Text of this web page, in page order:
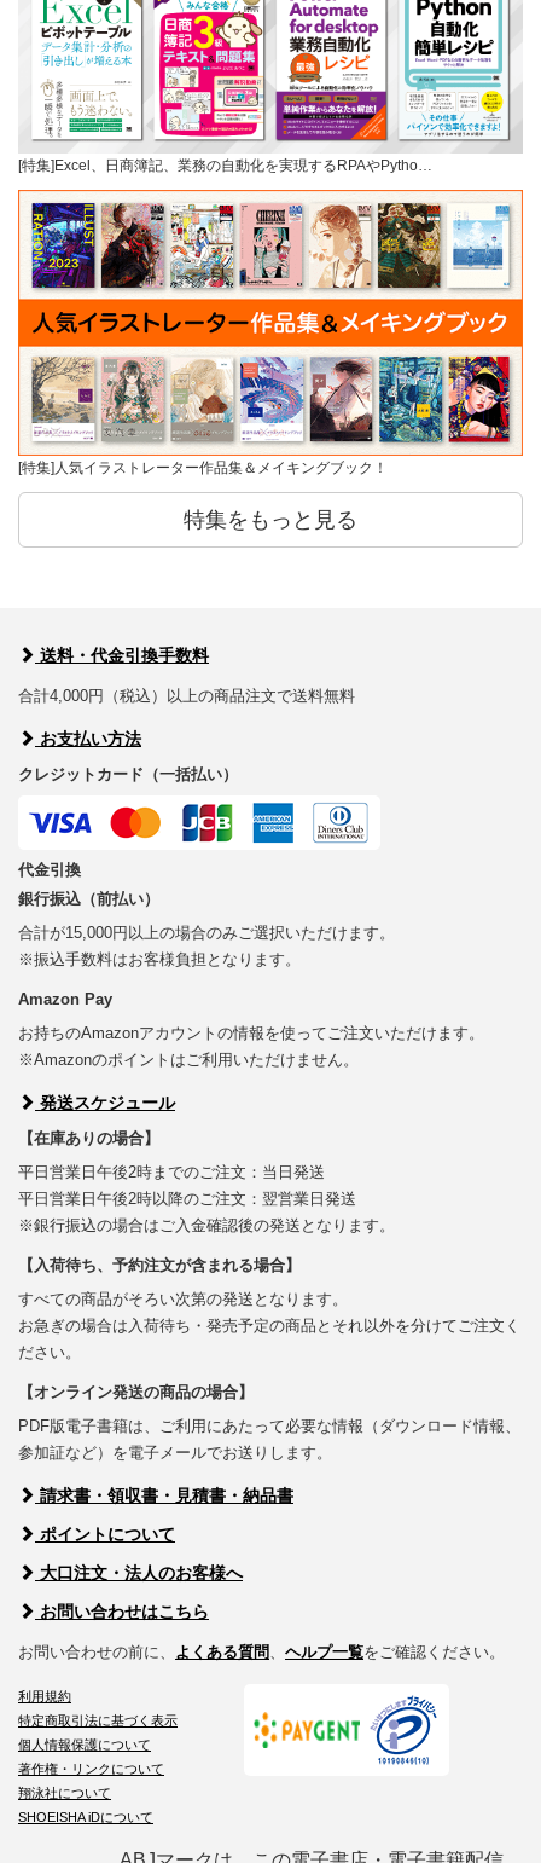
[特集]Excel、日商簿記、業務の自動化を実現するRPAやPytho…
[特集]人気イラストレーター作品集＆メイキングブック！
特集をもっと見る
送料・代金引換手数料
合計4,000円（税込）以上の商品注文で送料無料
お支払い方法
クレジットカード（一括払い）
代金引換
銀行振込（前払い）
合計が15,000円以上の場合のみご選択いただけます。
※振込手数料はお客様負担となります。
Amazon Pay
お持ちのAmazonアカウントの情報を使ってご注文いただけます。
※Amazonのポイントはご利用いただけません。
発送スケジュール
【在庫ありの場合】
平日営業日午後2時までのご注文：当日発送
平日営業日午後2時以降のご注文：翌営業日発送
※銀行振込の場合はご入金確認後の発送となります。
【入荷待ち、予約注文が含まれる場合】
すべての商品がそろい次第の発送となります。
お急ぎの場合は入荷待ち・発売予定の商品とそれ以外を分けてご注文く
ださい。
【オンライン発送の商品の場合】
PDF版電子書籍は、ご利用にあたって必要な情報（ダウンロード情報、
参加証など）を電子メールでお送りします。
請求書・領収書・見積書・納品書
ポイントについて
大口注文・法人のお客様へ
お問い合わせはこちら
お問い合わせの前に、 よくある質問 ヘルプ一覧をご確認ください。
利用規約
特定商取引法に基づく表示
個人情報保護について
著作権・リンクについて
翔泳社について
SHOEISHA iDについて